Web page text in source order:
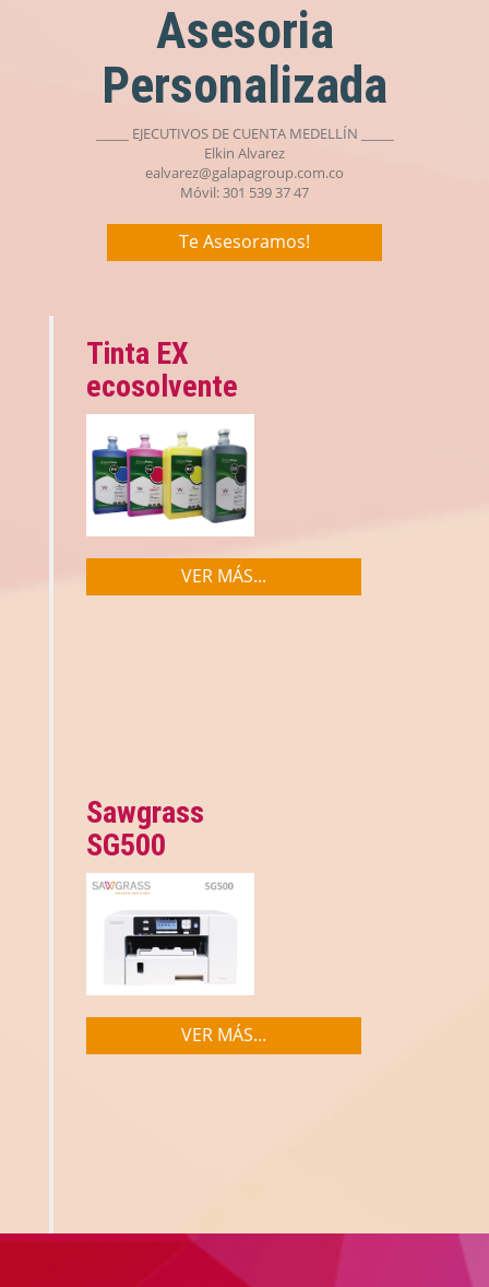
Asesoria
Personalizada
_____ EJECUTIVOS DE CUENTA MEDELLÍN _____
Elkin Alvarez
ealvarez@galapagroup.com.co
Móvil: 301 539 37 47
Te Asesoramos!
Tinta EX
ecosolvente
VER MÁS...
Sawgrass
SG500
VER MÁS...